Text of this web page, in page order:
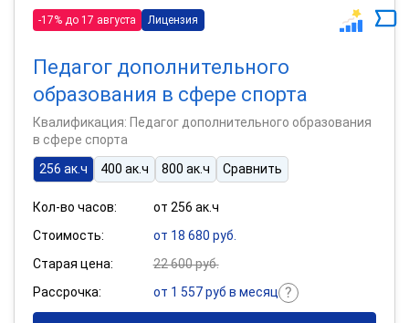
-17% до 17 августа Лицензия
Педагог дополнительного
образования в сфере спорта
Квалификация: Педагог дополнительного образования
в сфере спорта
256 ак.ч
400 ак.ч 800 ак.ч Сравнить
Кол-во часов:
от 256 ак.ч
Стоимость:
от 18 680 руб.
Старая цена:
22 600 руб.
Рассрочка:
от 1 557 руб в месяц